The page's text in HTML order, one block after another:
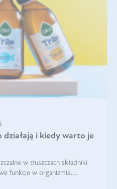
i kiedy warto je
w tłuszczach składniki
funkcje w organizmie.